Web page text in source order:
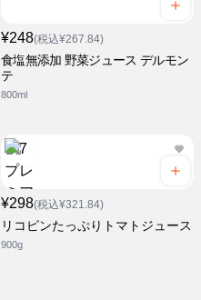
¥248(税込¥267.84)
食塩無添加 野菜ジュース デルモン
テ
800ml
¥298(税込¥321.84)
リコピンたっぷりトマトジュース
900g